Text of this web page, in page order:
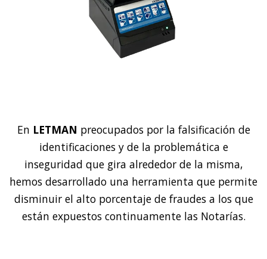
En LETMAN preocupados por la falsificación de
identificaciones y de la problemática e
inseguridad que gira alrededor de la misma,
hemos desarrollado una herramienta que permite
disminuir el alto porcentaje de fraudes a los que
están expuestos continuamente las Notarías.